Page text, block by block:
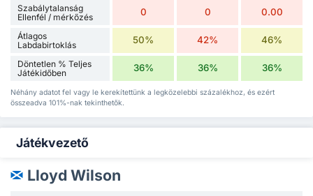
Szabálytalanság
Ellenfél / mérkőzés
0 0 0.00
Átlagos
Labdabirtoklás
50% 42% 46%
Döntetlen % Teljes
Játékidőben
36% 36% 36%
Néhány adatot fel vagy le kerekítettünk a legközelebbi százalékhoz, és ezért
összeadva 101%-nak tekinthetők.
Játékvezető
Lloyd Wilson